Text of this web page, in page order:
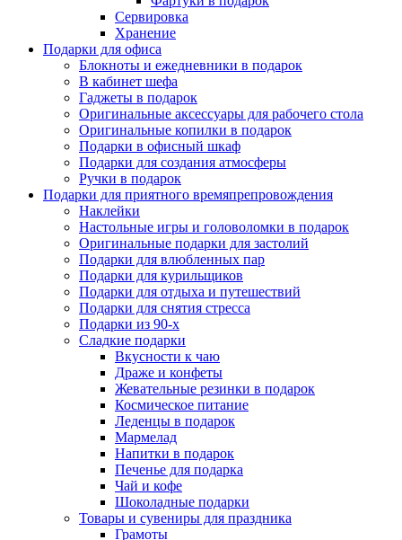
Сервировка
Хранение
Подарки для офиса
Блокноты и ежедневники в подарок
В кабинет шефа
Гаджеты в подарок
Оригинальные аксессуары для рабочего стола
Оригинальные копилки в подарок
Подарки в офисный шкаф
Подарки для создания атмосферы
Ручки в подарок
Подарки для приятного времяпрепровождения
Наклейки
Настольные игры и головоломки в подарок
Оригинальные подарки для застолий
Подарки для влюбленных пар
Подарки для курильщиков
Подарки для отдыха и путешествий
Подарки для снятия стресса
Подарки из 90-х
Сладкие подарки
Вкусности к чаю
Драже и конфеты
Жевательные резинки в подарок
Космическое питание
Леденцы в подарок
Мармелад
Напитки в подарок
Печенье для подарка
Чай и кофе
Шоколадные подарки
Товары и сувениры для праздника
Грамоты